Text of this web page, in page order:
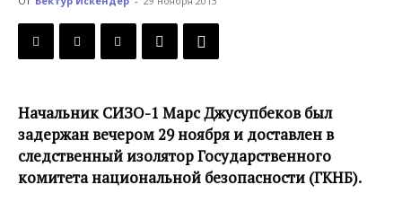
Новости
Начальник СИЗО-1 Марс Джусупбеков был
задержан вечером 29 ноября и доставлен в
следственный изолятор Государственного
комитета национальной безопасности (ГКНБ).